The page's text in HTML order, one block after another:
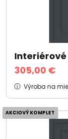
Interiérové
305,00 €
Výroba na
AKCIOVÝ KOMPLET